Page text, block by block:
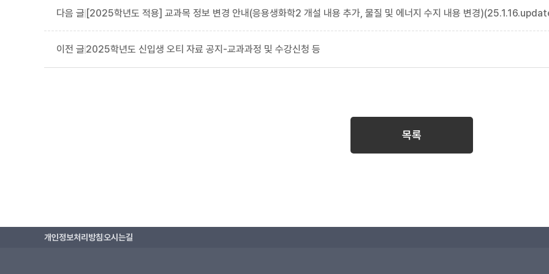
[2025학년도 적용] 교과목 정보 변경 안내(응용생화학2 개설 내용 추가, 물질 및 에너지 수지 내용 변경
2025학년도 신입생 오티 자료 공지-교과과정 및 수강신청 등
목록
개인정보처리방침오시는길